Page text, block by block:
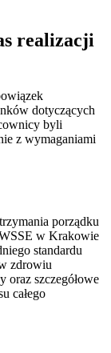
realizacji
dotyczących
byli
z wymaganiami
porządku
w Krakowie
standardu
zdrowiu
szczegółowe
całego